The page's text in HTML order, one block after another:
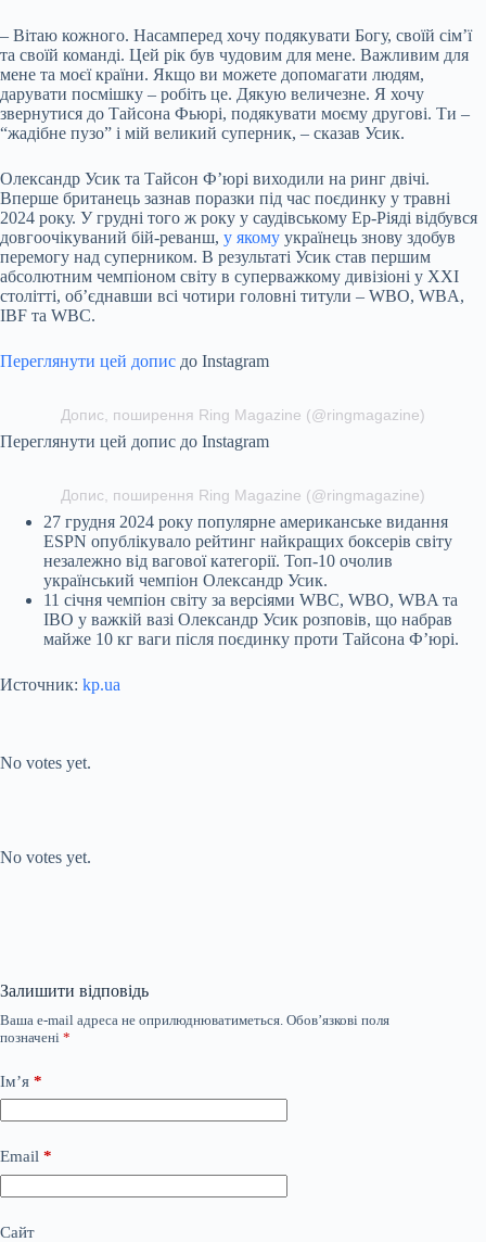
– Вітаю кожного. Насамперед хочу подякувати Богу, своїй сім’ї
та своїй команді. Цей рік був чудовим для мене. Важливим для
мене та моєї країни. Якщо ви можете допомагати людям,
дарувати посмішку – робіть це. Дякую величезне. Я хочу
звернутися до Тайсона Фьюрі, подякувати моєму другові. Ти –
“жадібне пузо” і мій великий суперник, – сказав Усик.
Олександр Усик та Тайсон Ф’юрі виходили на ринг двічі.
Вперше британець зазнав поразки під час поєдинку у травні
2024 року. У грудні того ж року у саудівському Ер-Ріяді відбувся
довгоочікуваний бій-реванш, у якому українець знову здобув
перемогу над суперником. В результаті Усик став першим
абсолютним чемпіоном світу в суперважкому дивізіоні у XXI
столітті, об’єднавши всі чотири головні титули – WBO, WBA,
IBF та WBC.
Переглянути цей допис до Instagram
Допис, поширення Ring Magazine (@ringmagazine)
Переглянути цей допис до Instagram
Допис, поширення Ring Magazine (@ringmagazine)
27 грудня 2024 року популярне американське видання
ESPN опублікувало рейтинг найкращих боксерів світу
незалежно від вагової категорії. Топ-10 очолив
український чемпіон Олександр Усик.
11 січня чемпіон світу за версіями WBC, WBO, WBA та
IBO у важкій вазі Олександр Усик розповів, що набрав
майже 10 кг ваги після поєдинку проти Тайсона Ф’юрі.
Источник: kp.ua
No votes yet.
No votes yet.
Залишити відповідь
Ваша e-mail адреса не оприлюднюватиметься. Обов’язкові поля
позначені *
Ім’я *
Email *
Сайт